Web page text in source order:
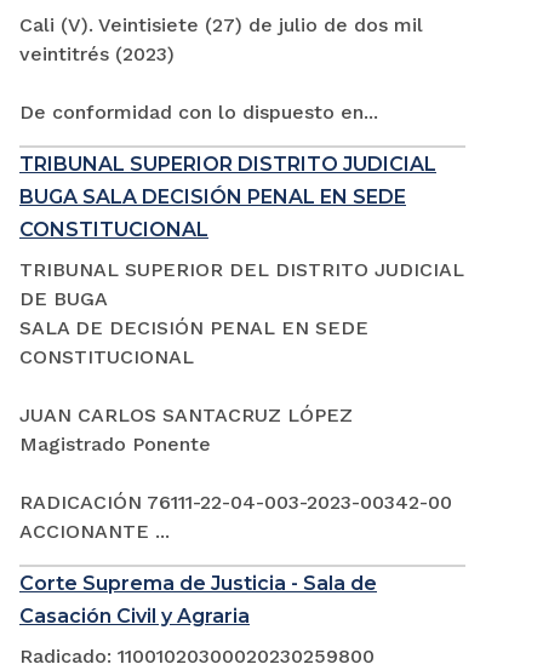
Cali (V). Veintisiete (27) de julio de dos mil
veintitrés (2023)
De conformidad con lo dispuesto en...
TRIBUNAL SUPERIOR DISTRITO JUDICIAL
BUGA SALA DECISIÓN PENAL EN SEDE
CONSTITUCIONAL
TRIBUNAL SUPERIOR DEL DISTRITO JUDICIAL
DE BUGA
SALA DE DECISIÓN PENAL EN SEDE
CONSTITUCIONAL
JUAN CARLOS SANTACRUZ LÓPEZ
Magistrado Ponente
RADICACIÓN 76111-22-04-003-2023-00342-00
ACCIONANTE ...
Corte Suprema de Justicia - Sala de
Casación Civil y Agraria
Radicado: 11001020300020230259800